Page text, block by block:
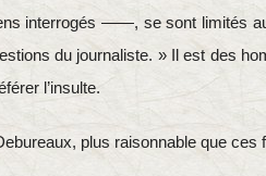
interrogés ——, se sont limités
du journaliste. » Il est des
l’insulte.
plus raisonnable que